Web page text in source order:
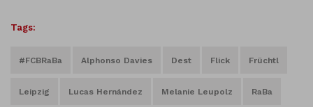
Tags:
#FCBRaBa Alphonso Davies Dest Flick Früchtl
Leipzig Lucas Hernández Melanie Leupolz RaBa